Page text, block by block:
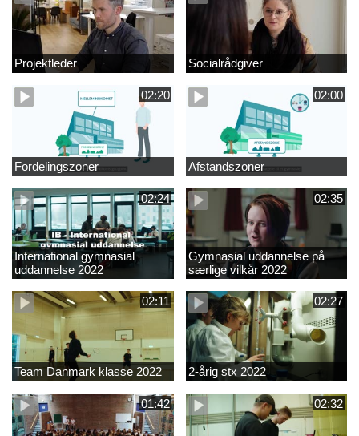
Projektleder Socialrådgiver
02:20
Fordelingszoner
02:00
Afstandszoner
02:24
International gymnasial
uddannelse 2022
02:35
Gymnasial uddannelse på
særlige vilkår 2022
02:11
Team Danmark klasse 2022
02:27
2-årig stx 2022
01:42 02:32